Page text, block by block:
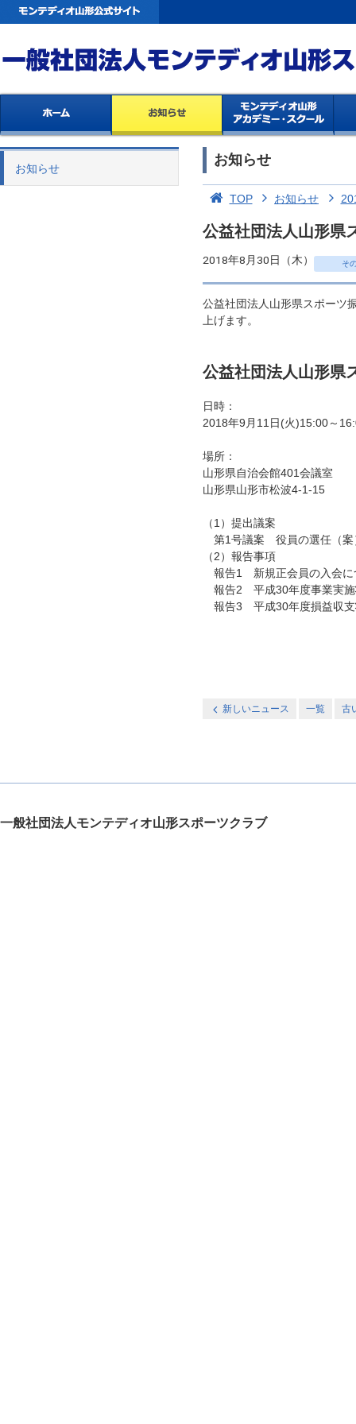
お知らせ
お知らせ
TOP お知らせ
公益社団法人山形県
2018年8月30日（木） そ
公益社団法人山形県スポーツ
上げます。
公益社団法人山形県
日時：
2018年9月11日(火)15:00～
場所：
山形県自治会館401会議室
山形県山形市松波4-1-15
（1）提出議案
第1号議案 役員の選任（案
（2）報告事項
報告1 新規正会員の入会に
報告2 平成30年度事業実施
報告3 平成30年度損益収支
新しいニュース 一覧 古
一般社団法人モンテディオ山形スポーツクラブ